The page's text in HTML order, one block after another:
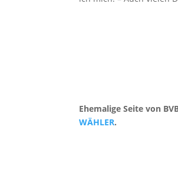
Ehemalige Seite von
WÄHLER.